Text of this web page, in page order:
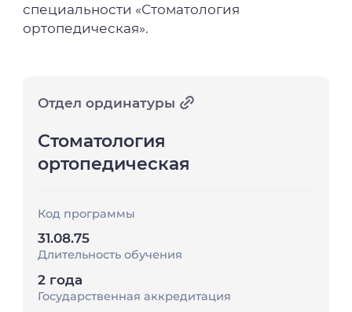
специальности «Стоматология
ортопедическая».
Отдел ординатуры
Стоматология
ортопедическая
Код программы
31.08.75
Длительность обучения
2 года
Государственная аккредитация